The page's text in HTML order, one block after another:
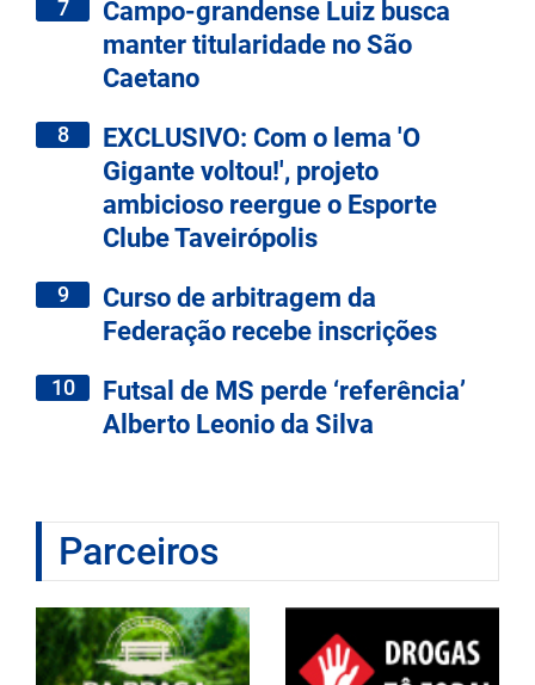
7
Campo-grandense Luiz busca
manter titularidade no São
Caetano
8
EXCLUSIVO: Com o lema 'O
Gigante voltou!', projeto
ambicioso reergue o Esporte
Clube Taveirópolis
9
Curso de arbitragem da
Federação recebe inscrições
10
Futsal de MS perde ‘referência’
Alberto Leonio da Silva
Parceiros